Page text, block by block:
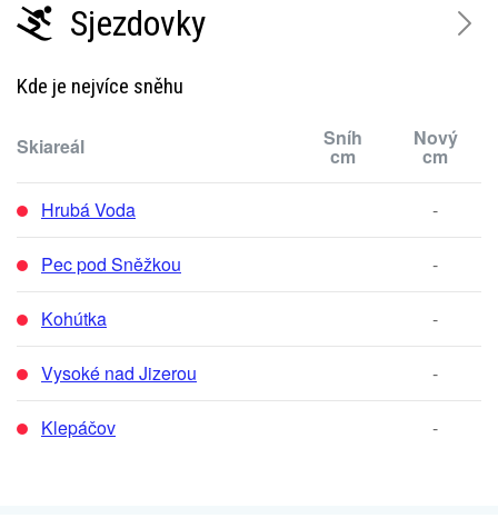
Sjezdovky
Kde je nejvíce sněhu
Skiareál Sníh
cm
Nový
cm
Hrubá Voda -
Pec pod Sněžkou -
Kohútka -
Vysoké nad Jizerou -
Klepáčov -